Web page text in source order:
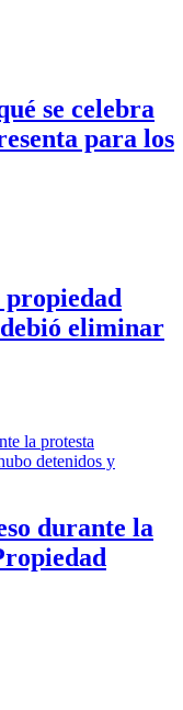
se celebra
para los
propiedad
eliminar
durante la